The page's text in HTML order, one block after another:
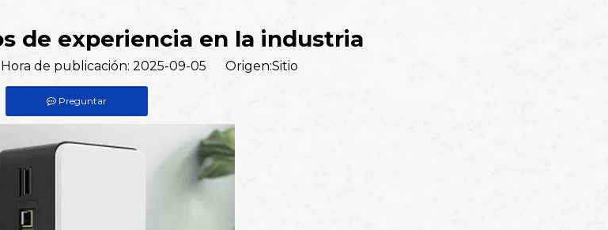
de experiencia en la industria
de publicación: 2025-09-05 Origen:Sitio
Preguntar